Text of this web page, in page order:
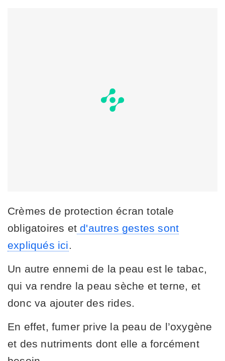
Crèmes de protection écran totale
obligatoires et d'autres gestes sont
expliqués ici.
Un autre ennemi de la peau est le tabac,
qui va rendre la peau sèche et terne, et
donc va ajouter des rides.
En effet, fumer prive la peau de l’oxygène
et des nutriments dont elle a forcément